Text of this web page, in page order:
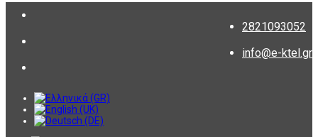
2821093052
info@e-ktel.gr